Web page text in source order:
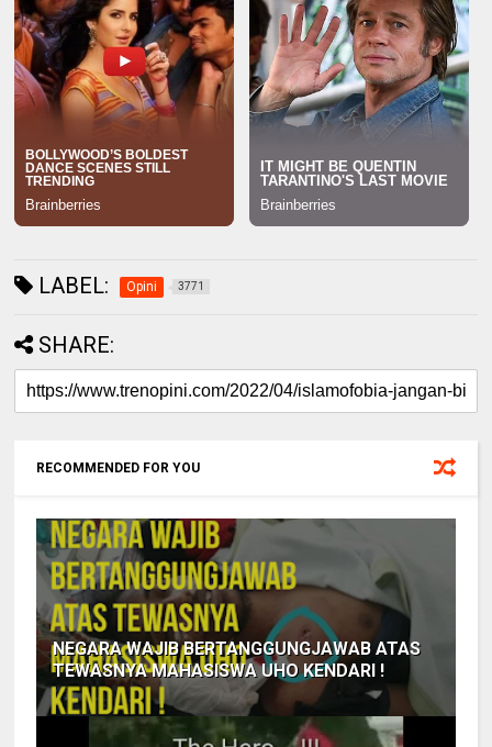
LABEL: Opini 3771
SHARE:
RECOMMENDED FOR YOU
NEGARA WAJIB BERTANGGUNGJAWAB ATAS
TEWASNYA MAHASISWA UHO KENDARI !